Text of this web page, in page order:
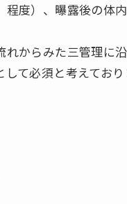
程度）、曝露後の体
からみた三管理に
て必須と考えており